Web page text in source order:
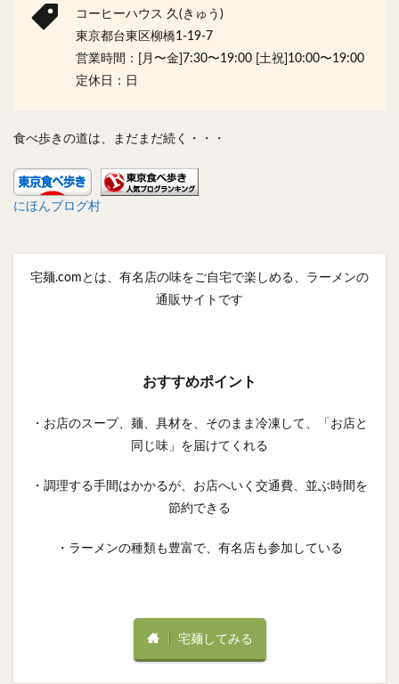
コーヒーハウス 久(きゅう)
東京都台東区柳橋1-19-7
営業時間：[月〜金]7:30〜19:00 [土祝]10:00〜19:00
定休日：日
食べ歩きの道は、まだまだ続く・・・
にほんブログ村
宅麺.comとは、有名店の味をご自宅で楽しめる、ラーメンの
通販サイトです
おすすめポイント
・お店のスープ、麺、具材を、そのまま冷凍して、「お店と
同じ味」を届けてくれる
・調理する手間はかかるが、お店へいく交通費、並ぶ時間を
節約できる
・ラーメンの種類も豊富で、有名店も参加している
宅麺してみる